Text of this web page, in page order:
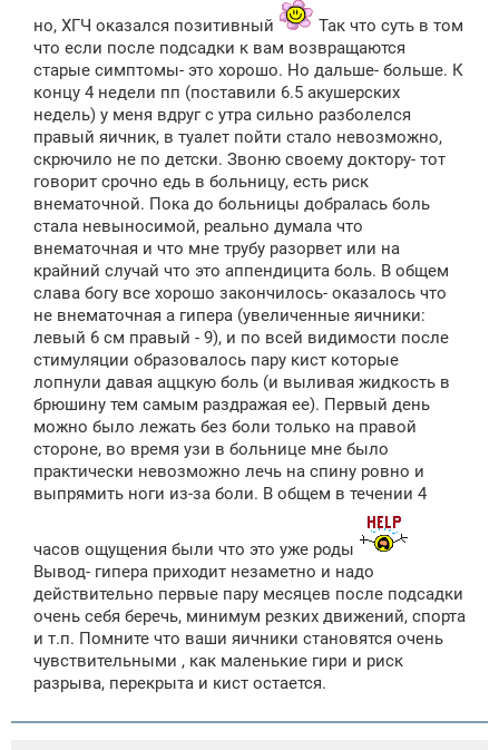
но, ХГЧ оказался позитивный
Так что суть в том
что если после подсадки к вам возвращаются
старые симптомы- это хорошо. Но дальше- больше. К
концу 4 недели пп (поставили 6.5 акушерских
недель) у меня вдруг с утра сильно разболелся
правый яичник, в туалет пойти стало невозможно,
скрючило не по детски. Звоню своему доктору- тот
говорит срочно едь в больницу, есть риск
внематочной. Пока до больницы добралась боль
стала невыносимой, реально думала что
внематочная и что мне трубу разорвет или на
крайний случай что это аппендицита боль. В общем
слава богу все хорошо закончилось- оказалось что
не внематочная а гипера (увеличенные яичники:
левый 6 см правый - 9), и по всей видимости после
стимуляции образовалось пару кист которые
лопнули давая аццкую боль (и выливая жидкость в
брюшину тем самым раздражая ее). Первый день
можно было лежать без боли только на правой
стороне, во время узи в больнице мне было
практически невозможно лечь на спину ровно и
выпрямить ноги из-за боли. В общем в течении 4
часов ощущения были что это уже роды
Вывод- гипера приходит незаметно и надо
действительно первые пару месяцев после подсадки
очень себя беречь, минимум резких движений, спорта
и т.п. Помните что ваши яичники становятся очень
чувствительными , как маленькие гири и риск
разрыва, перекрыта и кист остается.